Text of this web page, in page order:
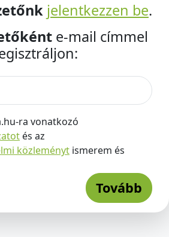
jelentkezzen be.
e-mail címmel
ra vonatkozó
és az
közleményt ismerem és
Tovább